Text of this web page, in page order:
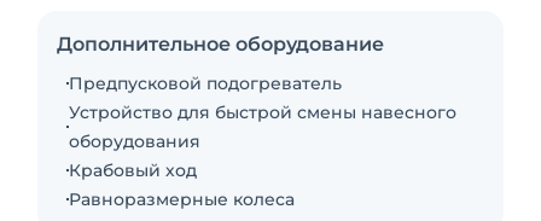
Дополнительное оборудование
Предпусковой подогреватель
Устройство для быстрой смены навесного
оборудования
Крабовый ход
Равноразмерные колеса